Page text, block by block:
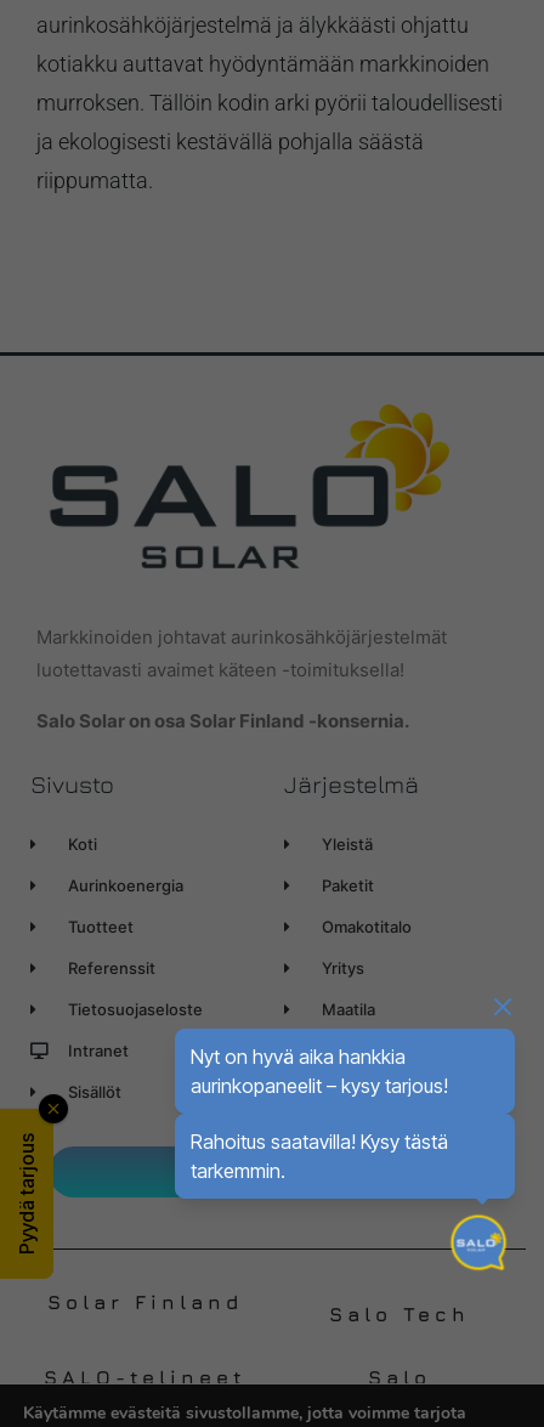
Pyydä tarjous
Nyt on hyvä aika hankkia
aurinkopaneelit – kysy tarjous!
Rahoitus saatavilla! Kysy tästä
tarkemmin.
aurinkosähköjärjestelmä ja älykkäästi ohjattu
kotiakku auttavat hyödyntämään markkinoiden
murroksen. Tällöin kodin arki pyörii taloudellisesti
ja ekologisesti kestävällä pohjalla säästä
riippumatta.
Markkinoiden johtavat aurinkosähköjärjestelmät
luotettavasti avaimet käteen -toimituksella!
Salo Solar on osa Solar Finland -konsernia.
Sivusto
Koti
Aurinkoenergia
Tuotteet
Referenssit
Tietosuojaseloste
Intranet
Sisällöt
Järjestelmä
Yleistä
Paketit
Omakotitalo
Yritys
Maatila
Vapaa-ajan asunto
Ota yhteyttä
Solar Finland
Salo Tech
SALO-telineet
Salo
Automation
Käytämme evästeitä sivustollamme, jotta voimme tarjota